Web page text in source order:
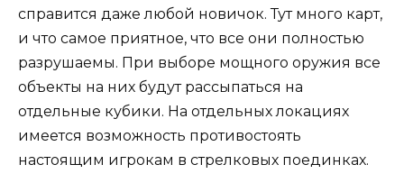
справится даже любой новичок. Тут много карт,
и что самое приятное, что все они полностью
разрушаемы. При выборе мощного оружия все
объекты на них будут рассыпаться на
отдельные кубики. На отдельных локациях
имеется возможность противостоять
настоящим игрокам в стрелковых поединках.